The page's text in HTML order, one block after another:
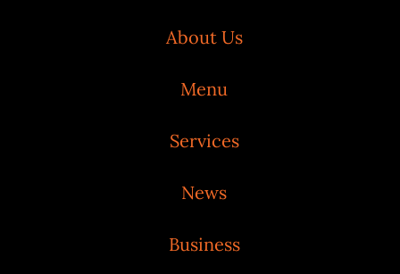
About Us
Menu
Services
News
Business